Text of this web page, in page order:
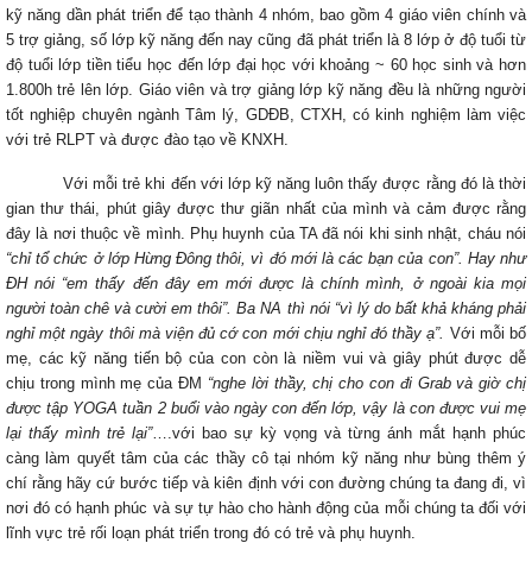
kỹ năng dần phát triển để tạo thành 4 nhóm, bao gồm 4 giáo viên chính và
5 trợ giảng, số lớp kỹ năng đến nay cũng đã phát triển là 8 lớp ở độ tuổi từ
độ tuổi lớp tiền tiểu học đến lớp đại học với khoảng ~ 60 học sinh và hơn
1.800h trẻ lên lớp. Giáo viên và trợ giảng lớp kỹ năng đều là những người
tốt nghiệp chuyên ngành Tâm lý, GDĐB, CTXH, có kinh nghiệm làm việc
với trẻ RLPT và được đào tạo về KNXH.
Với mỗi trẻ khi đến với lớp kỹ năng luôn thấy được rằng đó là thời
gian thư thái, phút giây được thư giãn nhất của mình và cảm được rằng
đây là nơi thuộc về mình. Phụ huynh của TA đã nói khi sinh nhật, cháu nói
“chỉ tổ chức ở lớp Hừng Đông thôi, vì đó mới là các bạn của con”. Hay như
ĐH nói “em thấy đến đây em mới được là chính mình, ở ngoài kia mọi
người toàn chê và cười em thôi”. Ba NA thì nói “vì lý do bất khả kháng phải
nghỉ một ngày thôi mà viện đủ cớ con mới chịu nghỉ đó thầy ạ”. Với mỗi bố
mẹ, các kỹ năng tiến bộ của con còn là niềm vui và giây phút được dễ
chịu trong mình mẹ của ĐM “nghe lời thầy, chị cho con đi Grab và giờ chị
được tập YOGA tuần 2 buổi vào ngày con đến lớp, vậy là con được vui mẹ
lại thấy mình trẻ lại”….với bao sự kỳ vọng và từng ánh mắt hạnh phúc
càng làm quyết tâm của các thầy cô tại nhóm kỹ năng như bùng thêm ý
chí rằng hãy cứ bước tiếp và kiên định với con đường chúng ta đang đi, vì
nơi đó có hạnh phúc và sự tự hào cho hành động của mỗi chúng ta đối với
lĩnh vực trẻ rối loạn phát triển trong đó có trẻ và phụ huynh.